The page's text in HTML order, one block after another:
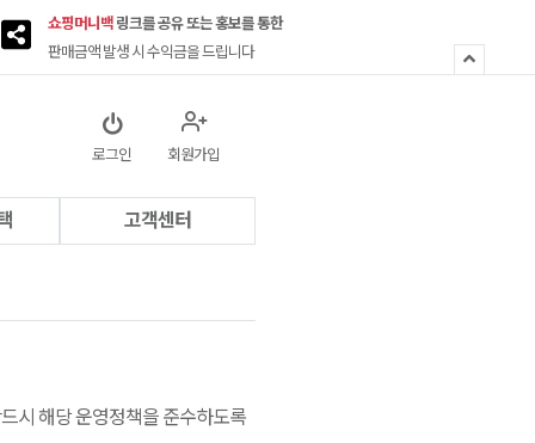
쇼핑머니백링크를 공유 또는 홍보를 통한
판매금액 발생 시 수익금을 드립니다
로그인 회원가입
고객센터
시 해당 운영정책을 준수하도록